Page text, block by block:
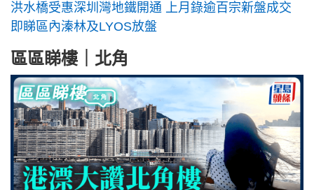
洪水橋受惠深圳灣地鐵開通 上月錄逾百宗新盤成交
即睇區內溱林及LYOS放盤
區區睇樓｜北角